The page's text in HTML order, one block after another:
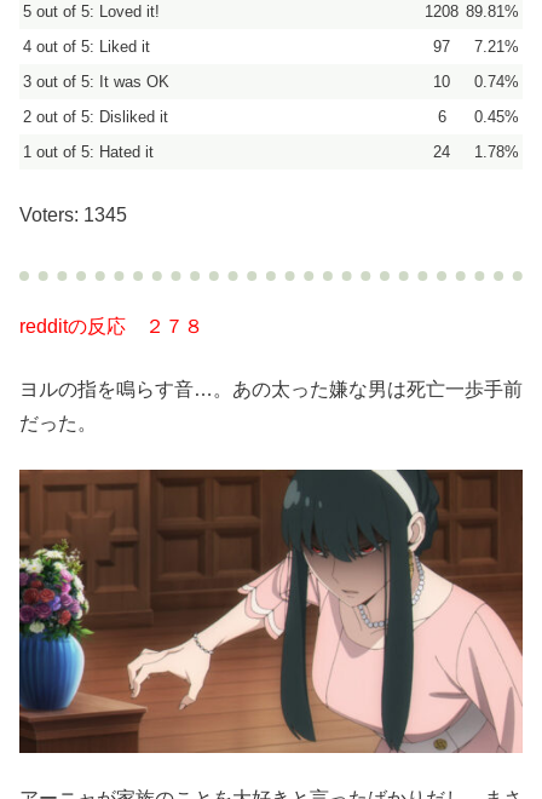
5 out of 5: Loved it! 1208 89.81%
4 out of 5: Liked it
97
7.21%
3 out of 5: It was OK
10
0.74%
2 out of 5: Disliked it
6
0.45%
1 out of 5: Hated it
24 1.78%
Voters: 1345
redditの反応 ２７８
ヨルの指を鳴らす音…。あの太った嫌な男は死亡一歩手前
だった。